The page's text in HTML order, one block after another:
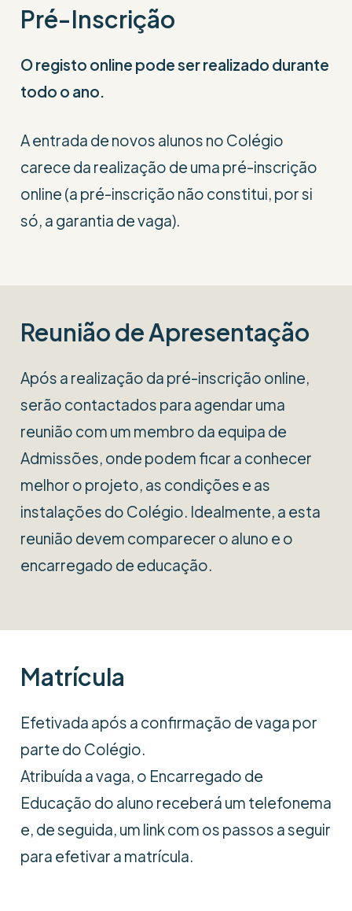
Pré-Inscrição
O registo online pode ser realizado durante
todo o ano.
A entrada de novos alunos no Colégio
carece da realização de uma pré-inscrição
online (a pré-inscrição não constitui, por si
só, a garantia de vaga).
Reunião de Apresentação
Após a realização da pré-inscrição online,
serão contactados para agendar uma
reunião com um membro da equipa de
Admissões, onde podem ficar a conhecer
melhor o projeto, as condições e as
instalações do Colégio. Idealmente, a esta
reunião devem comparecer o aluno e o
encarregado de educação.
Matrícula
Efetivada após a confirmação de vaga por
parte do Colégio.
Atribuída a vaga, o Encarregado de
Educação do aluno receberá um telefonema
e, de seguida, um link com os passos a seguir
para efetivar a matrícula.